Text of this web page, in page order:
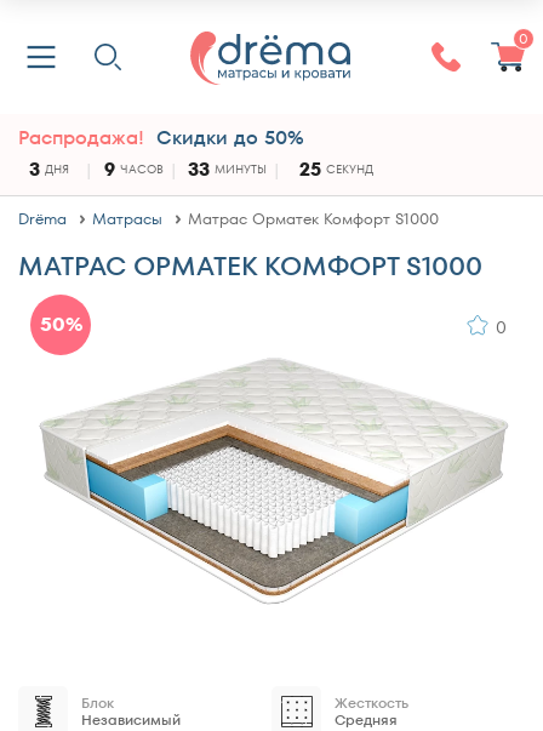
0
Распродажа! Скидки до 50%
3 ДНЯ 9 ЧАСОВ 33 МИНУТЫ 25 СЕКУНД
Drёma Матрасы Матрас Орматек Комфорт S1000
МАТРАС ОРМАТЕК КОМФОРТ S1000
50% 0
Блок
Независимый
Жесткость
Средняя